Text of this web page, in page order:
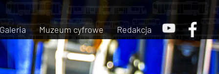
Galeria Muzeum cyfrowe Redakcja